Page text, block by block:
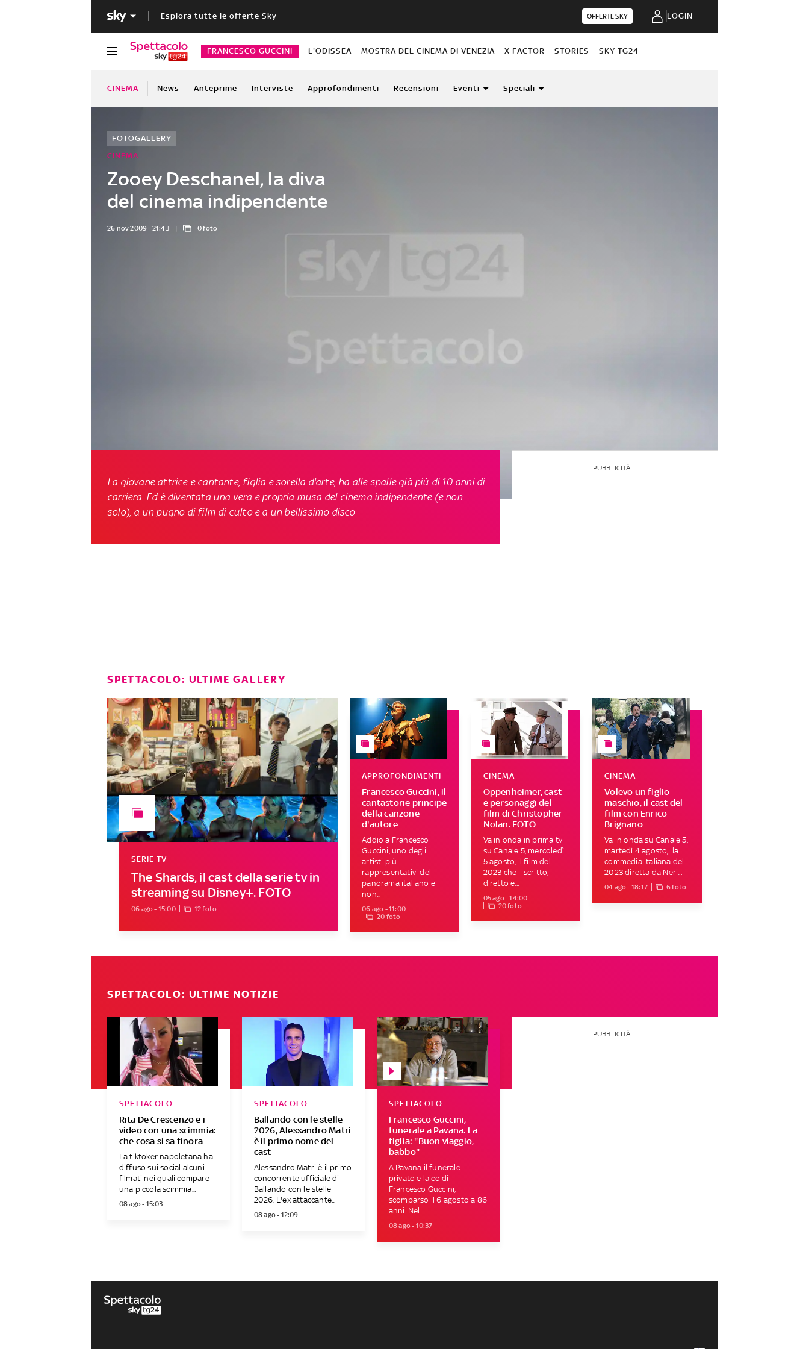
Esplora tutte le offerte Sky OFFERTE SKY LOGIN
FRANCESCO GUCCINI L'ODISSEA MOSTRA DEL CINEMA DI VENEZIA X FACTOR STORIES SKY TG24
CINEMA News Anteprime Interviste Approfondimenti Recensioni Eventi Speciali
Zooey Deschanel, la diva
del cinema indipendente
CINEMA
FOTOGALLERY
26 nov 2009 - 21:43 0 foto
La giovane attrice e cantante, figlia e sorella d'arte, ha alle spalle già più di 10 anni di
carriera. Ed è diventata una vera e propria musa del cinema indipendente (e non
solo), a un pugno di film di culto e a un bellissimo disco
PUBBLICITÀ
SPETTACOLO: ULTIME GALLERY
The Shards, il cast della serie tv in
streaming su Disney+. FOTO
SERIE TV
06 ago - 15:00 12 foto
Francesco Guccini, il
cantastorie principe
della canzone
d'autore
APPROFONDIMENTI
Addio a Francesco
Guccini, uno degli
artisti più
rappresentativi del
panorama italiano e
non...
06 ago - 11:00
20 foto
Oppenheimer, cast
e personaggi del
film di Christopher
Nolan. FOTO
CINEMA
Va in onda in prima tv
su Canale 5, mercoledì
5 agosto, il film del
2023 che - scritto,
diretto e...
05 ago - 14:00
20 foto
Volevo un figlio
maschio, il cast del
film con Enrico
Brignano
CINEMA
Va in onda su Canale 5,
martedì 4 agosto, la
commedia italiana del
2023 diretta da Neri...
04 ago - 18:17 6 foto
SPETTACOLO: ULTIME NOTIZIE
Rita De Crescenzo e i
video con una scimmia:
che cosa si sa finora
SPETTACOLO
La tiktoker napoletana ha
diffuso sui social alcuni
filmati nei quali compare
una piccola scimmia...
08 ago - 15:03
Ballando con le stelle
2026, Alessandro Matri
è il primo nome del
cast
SPETTACOLO
Alessandro Matri è il primo
concorrente ufficiale di
Ballando con le stelle
2026. L'ex attaccante...
08 ago - 12:09
Francesco Guccini,
funerale a Pavana. La
figlia: "Buon viaggio,
babbo"
SPETTACOLO
A Pavana il funerale
privato e laico di
Francesco Guccini,
scomparso il 6 agosto a 86
anni. Nel...
08 ago - 10:37
PUBBLICITÀ